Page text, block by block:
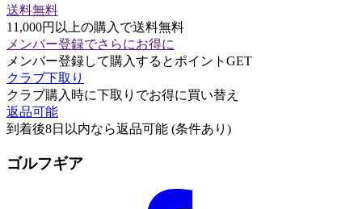
送料無料
11,000円以上の購入で送料無料
メンバー登録でさらにお得に
メンバー登録して購入するとポイントGET
クラブ下取り
クラブ購入時に下取りでお得に買い替え
返品可能
到着後8日以内なら返品可能 (条件あり)
ゴルフギア